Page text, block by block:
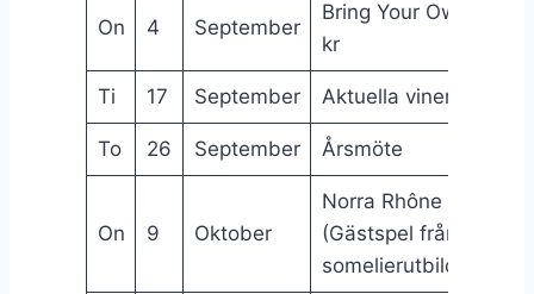
On 4 September
Bring Your Own > 300
kr
Ti 17 September Aktuella viner
To 26 September Årsmöte
On 9 Oktober
Norra Rhône
(Gästspel från
somelierutbildningen)